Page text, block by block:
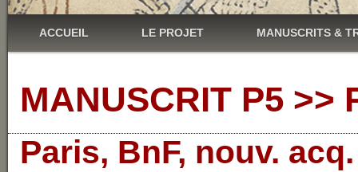
ACCUEIL LE PROJET MANUSCRITS &
MANUSCRIT P5
Paris, BnF, nouv.